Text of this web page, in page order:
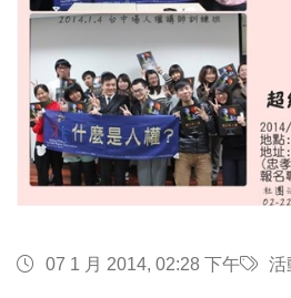
07 1 月 2014, 02:28 下午 活